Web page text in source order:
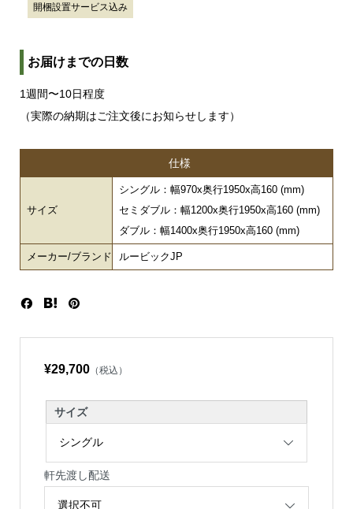
開梱設置サービス込み
お届けまでの日数
1週間〜10日程度
（実際の納期はご注文後にお知らせします）
仕様
サイズ
シングル：幅970x奥行1950x高160 (mm)
セミダブル：幅1200x奥行1950x高160 (mm)
ダブル：幅1400x奥行1950x高160 (mm)
メーカー/ブランド ルービックJP
¥29,700（税込）
サイズ
軒先渡し配送